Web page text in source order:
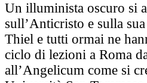
Un illuminista oscuro si
sull’Anticristo e sulla
Thiel e tutti ormai ne
ciclo di lezioni a Roma
all’Angelicum come si